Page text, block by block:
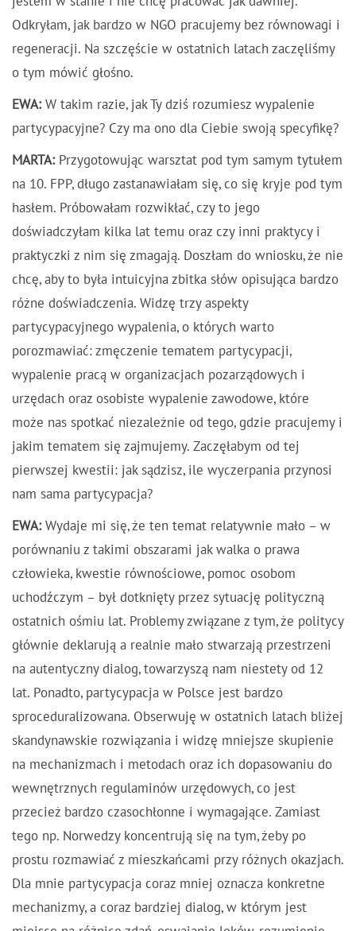
Odkryłam, jak bardzo w NGO pracujemy bez równowagi i
regeneracji. Na szczęście w ostatnich latach zaczęliśmy
o tym mówić głośno.
EWA:W takim razie, jak Ty dziś rozumiesz wypalenie
partycypacyjne? Czy ma ono dla Ciebie swoją specyfikę?
MARTA:Przygotowując warsztat pod tym samym tytułem
na 10. FPP, długo zastanawiałam się, co się kryje pod tym
hasłem. Próbowałam rozwikłać, czy to jego
doświadczyłam kilka lat temu oraz czy inni praktycy i
praktyczki z nim się zmagają. Doszłam do wniosku, że nie
chcę, aby to była intuicyjna zbitka słów opisująca bardzo
różne doświadczenia. Widzę trzy aspekty
partycypacyjnego wypalenia, o których warto
porozmawiać: zmęczenie tematem partycypacji,
wypalenie pracą w organizacjach pozarządowych i
urzędach oraz osobiste wypalenie zawodowe, które
może nas spotkać niezależnie od tego, gdzie pracujemy i
jakim tematem się zajmujemy. Zaczęłabym od tej
pierwszej kwestii: jak sądzisz, ile wyczerpania przynosi
nam sama partycypacja?
EWA:Wydaje mi się, że ten temat relatywnie mało – w
porównaniu z takimi obszarami jak walka o prawa
człowieka, kwestie równościowe, pomoc osobom
uchodźczym – był dotknięty przez sytuację polityczną
ostatnich ośmiu lat. Problemy związane z tym, że politycy
głównie deklarują a realnie mało stwarzają przestrzeni
na autentyczny dialog, towarzyszą nam niestety od 12
lat. Ponadto, partycypacja w Polsce jest bardzo
sproceduralizowana. Obserwuję w ostatnich latach bliżej
skandynawskie rozwiązania i widzę mniejsze skupienie
na mechanizmach i metodach oraz ich dopasowaniu do
wewnętrznych regulaminów urzędowych, co jest
przecież bardzo czasochłonne i wymagające. Zamiast
tego np. Norwedzy koncentrują się na tym, żeby po
prostu rozmawiać z mieszkańcami przy różnych okazjach.
Dla mnie partycypacja coraz mniej oznacza konkretne
mechanizmy, a coraz bardziej dialog, w którym jest